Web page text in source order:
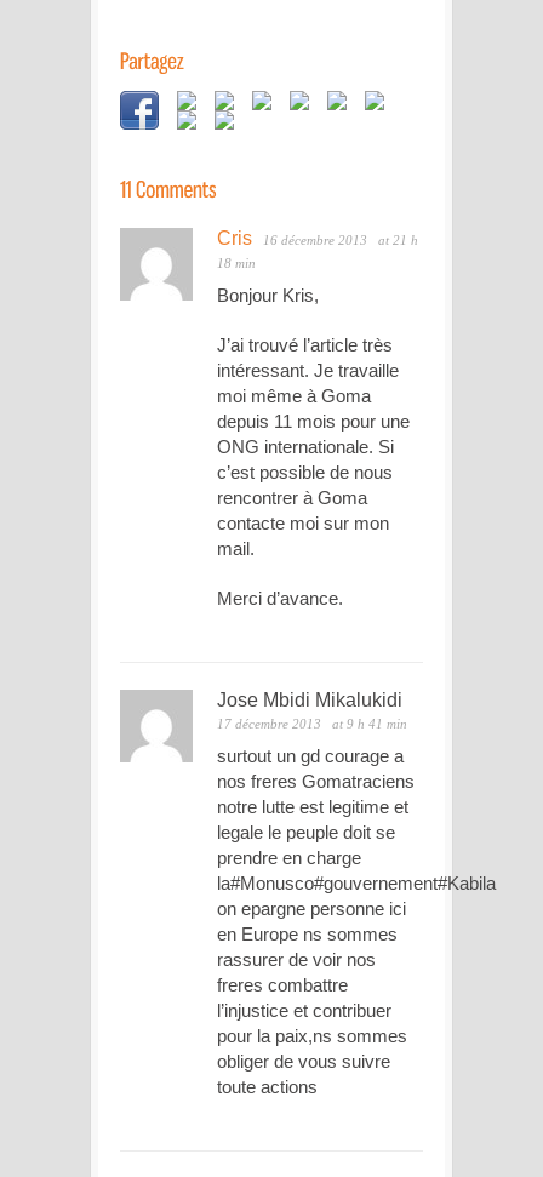
Cris 16 décembre 2013
at 21 h
18 min
Bonjour Kris,
J’ai trouvé l’article très
intéressant. Je travaille
moi même à Goma
depuis 11 mois pour une
ONG internationale. Si
c’est possible de nous
rencontrer à Goma
contacte moi sur mon
mail.
Merci d’avance.
Jose Mbidi Mikalukidi
17 décembre 2013 at 9 h 41 min
surtout un gd courage a
nos freres Gomatraciens
notre lutte est legitime et
legale le peuple doit se
prendre en charge
la#Monusco#gouvernement#Kabila
on epargne personne ici
en Europe ns sommes
rassurer de voir nos
freres combattre
l’injustice et contribuer
pour la paix,ns sommes
obliger de vous suivre
toute actions